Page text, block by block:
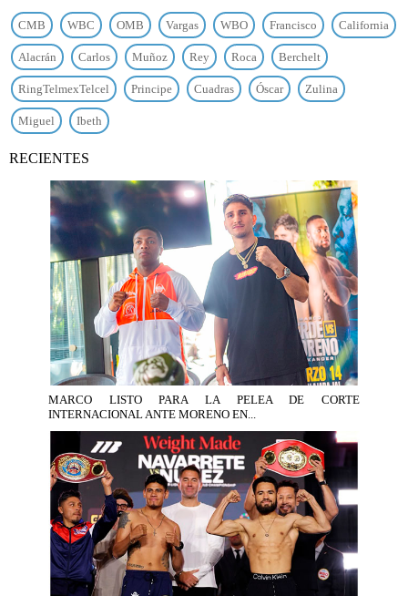
CMB WBC OMB Vargas WBO Francisco California
Alacrán Carlos Muñoz Rey Roca Berchelt
RingTelmexTelcel Principe Cuadras Óscar Zulina
Miguel Ibeth
RECIENTES
MARCO LISTO PARA LA PELEA DE CORTE
INTERNACIONAL ANTE MORENO EN...